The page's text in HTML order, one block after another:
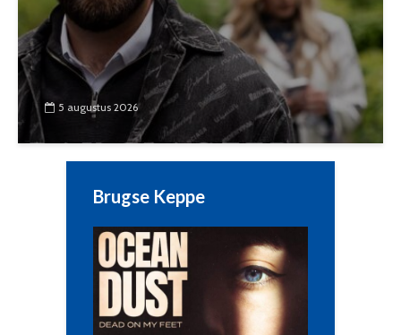
5 augustus 2026
Brugse Keppe